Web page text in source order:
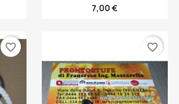
7,00 €
favorite_border favorite_border